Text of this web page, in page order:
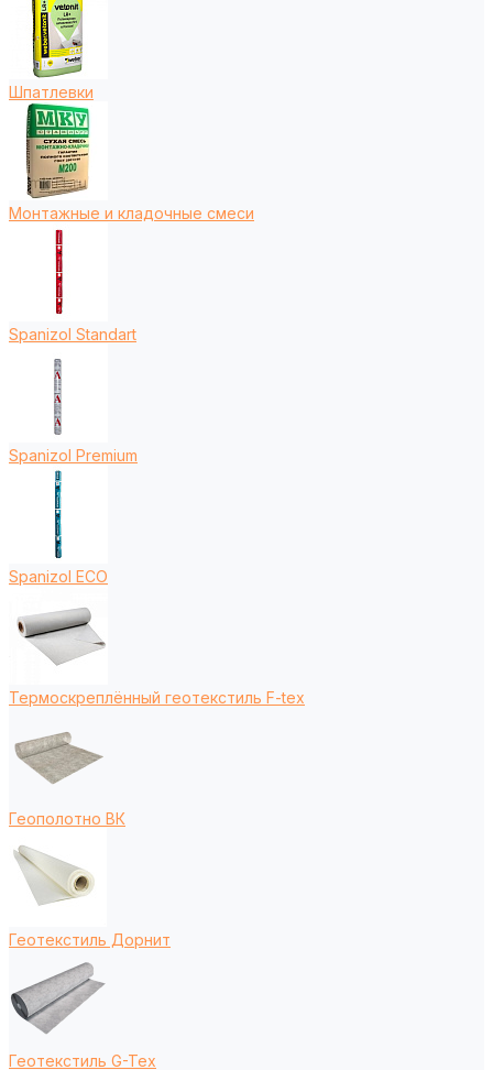
Шпатлевки
Монтажные и кладочные смеси
Spanizol Standart
Spanizol Premium
Spanizol ECO
Термоскреплённый геотекстиль F-tex
Геополотно ВК
Геотекстиль Дорнит
Геотекстиль G-Tex